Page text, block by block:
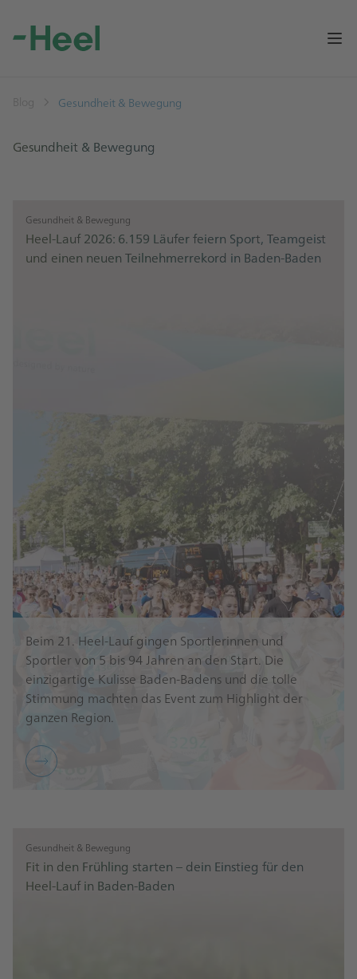
Blog Gesundheit & Bewegung
Gesundheit & Bewegung
Gesundheit & Bewegung
Heel-Lauf 2026: 6.159 Läufer feiern Sport, Teamgeist
und einen neuen Teilnehmerrekord in Baden-Baden
Beim 21. Heel-Lauf gingen Sportlerinnen und
Sportler von 5 bis 94 Jahren an den Start. Die
einzigartige Kulisse Baden-Badens und die tolle
Stimmung machten das Event zum Highlight der
ganzen Region.
Gesundheit & Bewegung
Fit in den Frühling starten – dein Einstieg für den
Heel-Lauf in Baden-Baden